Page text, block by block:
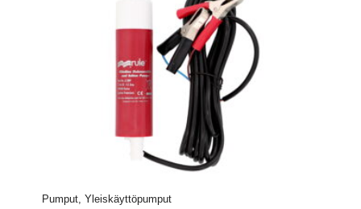
Pumput, Yleiskäyttöpumput